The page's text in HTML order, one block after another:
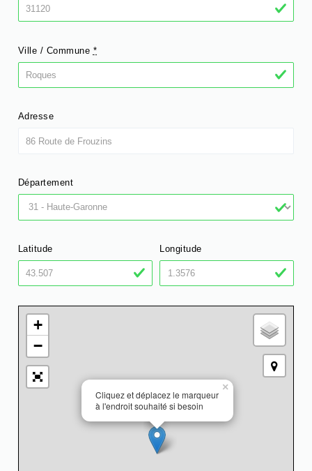
Ville / Commune *
Adresse
Département
Latitude Longitude
Cliquez et déplacez le marqueur
à l'endroit souhaité si besoin
×
+
−